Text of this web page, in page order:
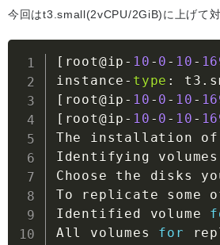
今回はt3.small(2vCPU/2GiB)に上げて対
[ root@ip - 10 - 0 - 10 -
instance - type : t3 .
[ root@ip - 10 - 0 - 10 -
[ root@ip - 10 - 0 - 10 -
The installation of
Identifying volumes
Choose the disks
To replicate some
Identified volume
All volumes for